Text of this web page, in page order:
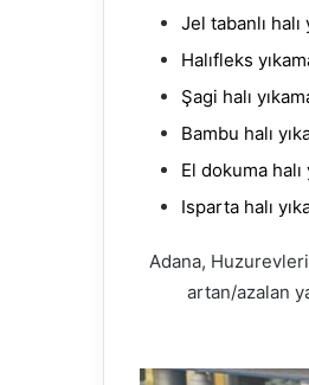
Jel tabanlı halı
Halıfleks
Şagi halı
Bambu halı
El dokuma halı
Isparta halı
Adana,
artan/azalan